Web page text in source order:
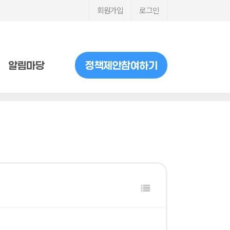
회원가입 로그인
알림마당 정책제안참여하기